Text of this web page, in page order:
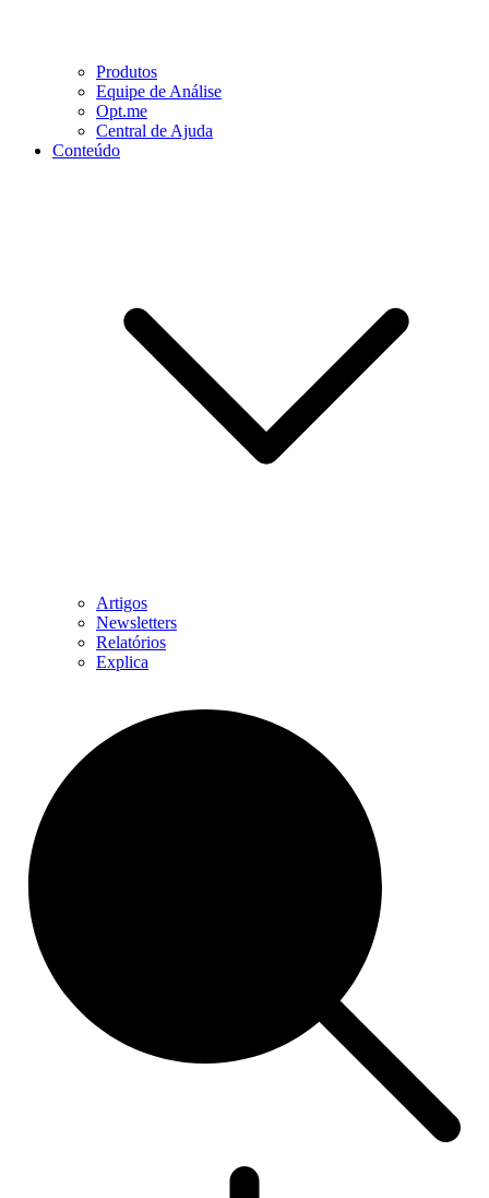
Produtos
Equipe de Análise
Opt.me
Central de Ajuda
Conteúdo
Artigos
Newsletters
Relatórios
Explica